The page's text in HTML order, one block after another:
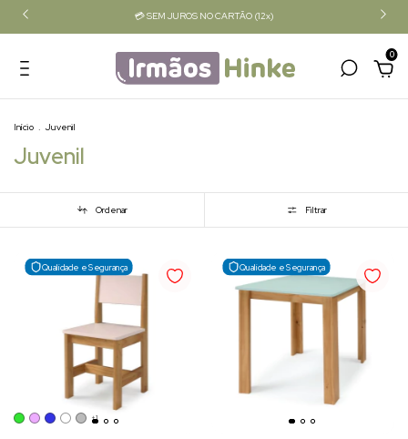
💳 SEM JUROS NO CARTÃO (12x)
0
Início . Juvenil
Juvenil
Ordenar Filtrar
Qualidade e Segurança
+1
Qualidade e Segurança